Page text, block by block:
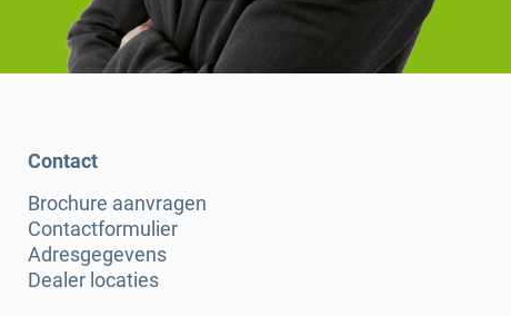
Contact
Brochure aanvragen
Contactformulier
Adresgegevens
Dealer locaties